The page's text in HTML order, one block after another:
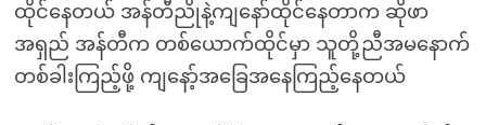
ထိုင်နေတယ် အန်တီညိုနဲ့ကျနော်ထိုင်နေတာက ဆိုဖာ
အရှည် အန်တီက တစ်ယောက်ထိုင်မှာ သူတို့ညီအမနောက်
တစ်ခါးကြည့်ဖို့ ကျနော့်အခြေအနေကြည့်နေတယ်